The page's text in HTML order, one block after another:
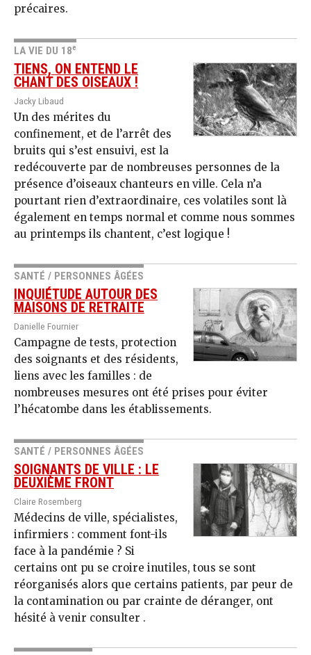
précaires.
LA VIE DU 18e
TIENS, ON ENTEND LE
CHANT DES OISEAUX !
Jacky Libaud
Un des mérites du
confinement, et de l’arrêt des
bruits qui s’est ensuivi, est la
redécouverte par de nombreuses personnes de la
présence d’oiseaux chanteurs en ville. Cela n’a
pourtant rien d’extraordinaire, ces volatiles sont là
également en temps normal et comme nous sommes
au printemps ils chantent, c’est logique !
SANTÉ / PERSONNES ÂGÉES
INQUIÉTUDE AUTOUR DES
MAISONS DE RETRAITE
Danielle Fournier
Campagne de tests, protection
des soignants et des résidents,
liens avec les familles : de
nombreuses mesures ont été prises pour éviter
l’hécatombe dans les établissements.
SANTÉ / PERSONNES ÂGÉES
SOIGNANTS DE VILLE : LE
DEUXIÈME FRONT
Claire Rosemberg
Médecins de ville, spécialistes,
infirmiers : comment font-ils
face à la pandémie ? Si
certains ont pu se croire inutiles, tous se sont
réorganisés alors que certains patients, par peur de
la contamination ou par crainte de déranger, ont
hésité à venir consulter .